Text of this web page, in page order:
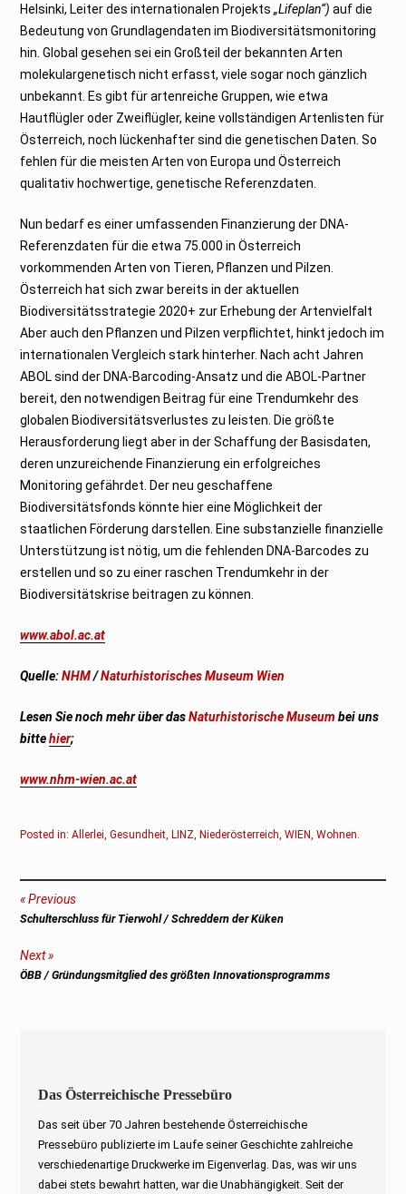
Helsinki, Leiter des internationalen Projekts„Lifeplan“) auf die
Bedeutung von Grundlagendaten im Biodiversitätsmonitoring
hin. Global gesehen sei ein Großteil der bekannten Arten
molekulargenetisch nicht erfasst, viele sogar noch gänzlich
unbekannt. Es gibt für artenreiche Gruppen, wie etwa
Hautflügler oder Zweiflügler, keine vollständigen Artenlisten für
Österreich, noch lückenhafter sind die genetischen Daten. So
fehlen für die meisten Arten von Europa und Österreich
qualitativ hochwertige, genetische Referenzdaten.
Nun bedarf es einer umfassenden Finanzierung der DNA-
Referenzdaten für die etwa 75.000 in Österreich
vorkommenden Arten von Tieren, Pflanzen und Pilzen.
Österreich hat sich zwar bereits in der aktuellen
Biodiversitätsstrategie 2020+ zur Erhebung der Artenvielfalt
Aber auch den Pflanzen und Pilzen verpflichtet, hinkt jedoch im
internationalen Vergleich stark hinterher. Nach acht Jahren
ABOL sind der DNA-Barcoding-Ansatz und die ABOL-Partner
bereit, den notwendigen Beitrag für eine Trendumkehr des
globalen Biodiversitätsverlustes zu leisten. Die größte
Herausforderung liegt aber in der Schaffung der Basisdaten,
deren unzureichende Finanzierung ein erfolgreiches
Monitoring gefährdet. Der neu geschaffene
Biodiversitätsfonds könnte hier eine Möglichkeit der
staatlichen Förderung darstellen. Eine substanzielle finanzielle
Unterstützung ist nötig, um die fehlenden DNA-Barcodes zu
erstellen und so zu einer raschen Trendumkehr in der
Biodiversitätskrise beitragen zu können.
www.abol.ac.at
Quelle: NHM/Naturhistorisches Museum Wien
Lesen Sie noch mehr über dasNaturhistorische Museum bei uns
bittehier;
www.nhm-wien.ac.at
Posted in:Allerlei,Gesundheit,LINZ,Niederösterreich,WIEN,Wohnen.
Beitragsnavigation
Previous
Previous
Schulterschluss für Tierwohl / Schreddern der Küken
Next
Next
ÖBB / Gründungsmitglied des größten Innovationsprogramms
Das Österreichische Pressebüro
Das seit über 70 Jahren bestehende Österreichische
Pressebüro publizierte im Laufe seiner Geschichte zahlreiche
verschiedenartige Druckwerke im Eigenverlag. Das, was wir uns
dabei stets bewahrt hatten, war die Unabhängigkeit. Seit der